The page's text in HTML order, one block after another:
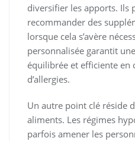
diversifier les apports. Ils
recommander des
lorsque cela s’avère
personnalisée garantit une
équilibrée et efficiente en
d’allergies.
Un autre point clé réside
aliments. Les régimes
parfois amener les